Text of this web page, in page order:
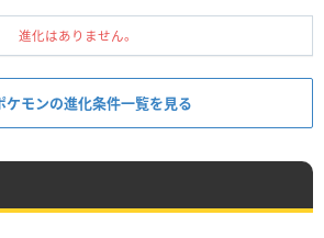
進化はありません。
モンの進化条件一覧を見る